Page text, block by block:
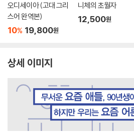
오디세이아 (고대 그리
스어 완역본)
10% 19,800원
니체의 초월자
12,500원
상세 이미지